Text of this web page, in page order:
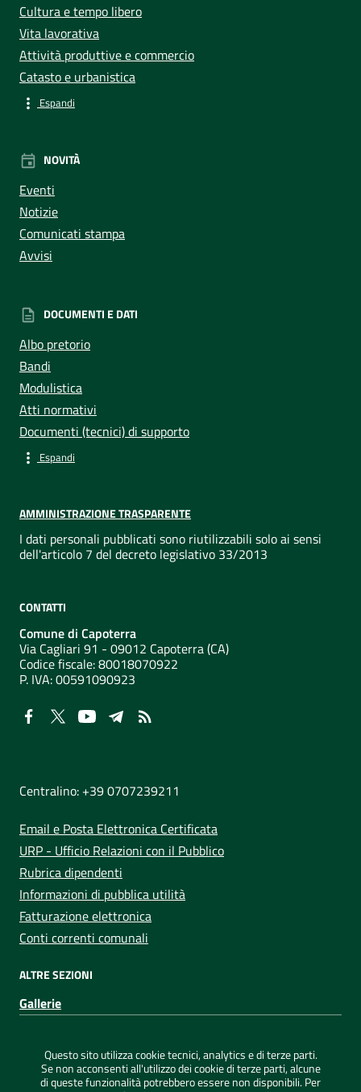
Cultura e tempo libero
Vita lavorativa
Attività produttive e commercio
Catasto e urbanistica
Espandi
NOVITÀ
Eventi
Notizie
Comunicati stampa
Avvisi
DOCUMENTI E DATI
Albo pretorio
Bandi
Modulistica
Atti normativi
Documenti (tecnici) di supporto
Espandi
AMMINISTRAZIONE TRASPARENTE
I dati personali pubblicati sono riutilizzabili solo ai sensi
dell'articolo 7 del decreto legislativo 33/2013
CONTATTI
Comune di Capoterra
Via Cagliari 91 - 09012 Capoterra (CA)
Codice fiscale: 80018070922
P. IVA:00591090923
Centralino: +39 0707239211
Email e Posta Elettronica Certificata
URP - Ufficio Relazioni con il Pubblico
Rubrica dipendenti
Informazioni di pubblica utilità
Fatturazione elettronica
Conti correnti comunali
ALTRE SEZIONI
Gallerie
Sezione Link Utili
Credits | Mappa del sito | ConsulMedia
Questo sito utilizza cookie tecnici, analytics e di terze parti.
Se non acconsenti all'utilizzo dei cookie di terze parti, alcune
di queste funzionalità potrebbero essere non disponibili. Per